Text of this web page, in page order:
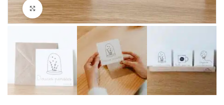
Cliquez pour agrandir